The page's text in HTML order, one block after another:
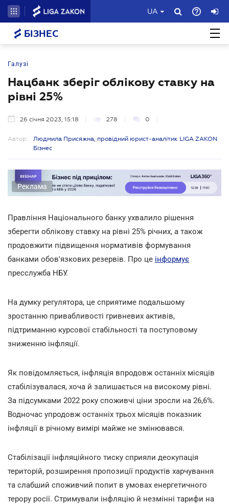
UA
БІЗНЕС
Галузі
Нацбанк зберіг облікову ставку на
рівні 25%
26 січня 2023, 15:18 278 0
Автор:
Людмила Присяжна, провідний юрист-аналітик LIGA ZAKON
Бізнес
Реклама
Правління Національного банку ухвалило рішення
зберегти облікову ставку на рівні 25% річних, а також
продовжити підвищення нормативів формування
банками обов'язкових резервів. Про це інформує
пресслужба НБУ.
На думку регулятора, це сприятиме подальшому
зростанню привабливості гривневих активів,
підтриманню курсової стабільності та поступовому
зниженню інфляції.
Як повідомляється, інфляція впродовж останніх місяців
стабілізувалася, хоча й залишається на високому рівні.
За підсумками 2022 року споживчі ціни зросли на 26,6%.
Водночас упродовж останніх трьох місяців показник
інфляції в річному вимірі майже не змінювався.
Стабілізації інфляційного тиску сприяли деокупація
територій, розширення пропозиції продуктів харчування
та слабший споживчий попит в умовах енергетичного
терору росії. Стримували інфляцію й незмінні тарифи на